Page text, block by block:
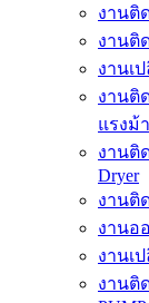
งานติ
งานติ
งานเ
งานติ
แรงม้
งานติ
Dryer
งานติ
งานอ
งานเ
งานติ